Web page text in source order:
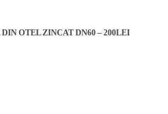
OTEL ZINCAT DN60 – 200LEI